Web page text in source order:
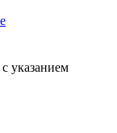
указанием